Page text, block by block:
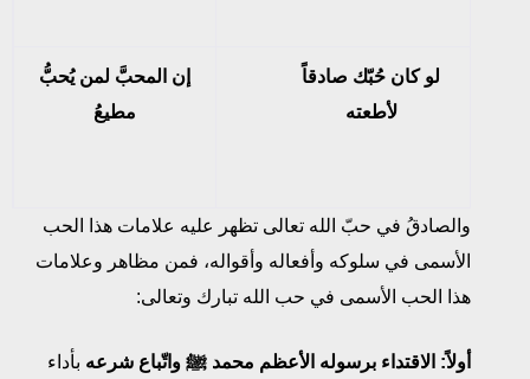
لو كان حُبّك صادقاً
لأطعته
إن المحبَّ لمن يُحبُّ
مطيعُ
والصادقُ في حبّ الله تعالى تظهر عليه علامات هذا الحب
الأسمى في سلوكه وأفعاله وأقواله، فمن مظاهر وعلامات
هذا الحب الأسمى في حب الله تبارك وتعالى:
أولاً: الاقتداء برسوله الأعظم محمد ﷺ واتّباع شرعه بأداء